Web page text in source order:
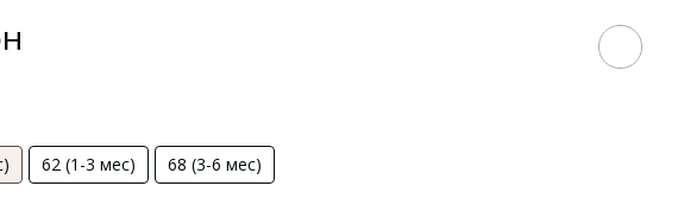
62 (1-3 мес) 68 (3-6 мес)